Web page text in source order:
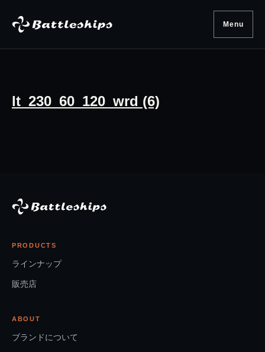
Menu
lt_230_60_120_wrd (6)
PRODUCTS
ラインナップ
販売店
ABOUT
ブランドについて